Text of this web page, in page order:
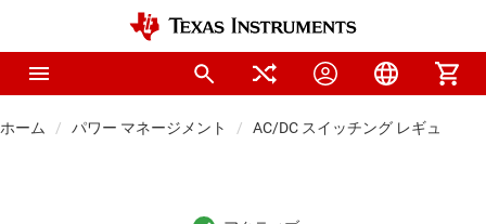
ホーム パワー マネージメント AC/DC スイッチング レギュレータ